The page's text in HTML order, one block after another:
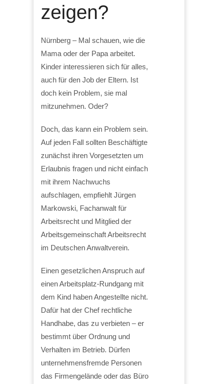
zeigen?
Nürnberg – Mal schauen, wie die
Mama oder der Papa arbeitet.
Kinder interessieren sich für alles,
auch für den Job der Eltern. Ist
doch kein Problem, sie mal
mitzunehmen. Oder?
Doch, das kann ein Problem sein.
Auf jeden Fall sollten Beschäftigte
zunächst ihren Vorgesetzten um
Erlaubnis fragen und nicht einfach
mit ihrem Nachwuchs
aufschlagen, empfiehlt Jürgen
Markowski, Fachanwalt für
Arbeitsrecht und Mitglied der
Arbeitsgemeinschaft Arbeitsrecht
im Deutschen Anwaltverein.
Einen gesetzlichen Anspruch auf
einen Arbeitsplatz-Rundgang mit
dem Kind haben Angestellte nicht.
Dafür hat der Chef rechtliche
Handhabe, das zu verbieten – er
bestimmt über Ordnung und
Verhalten im Betrieb. Dürfen
unternehmensfremde Personen
das Firmengelände oder das Büro